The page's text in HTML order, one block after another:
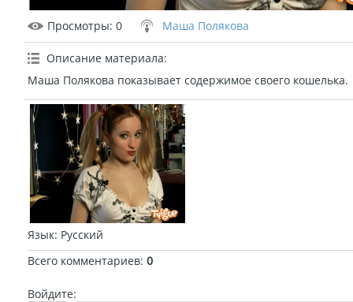
Просмотры: 0 Маша Полякова
Описание материала:
Маша Полякова показывает содержимое своего кошелька.
Язык: Русский
Всего комментариев: 0
Войдите: